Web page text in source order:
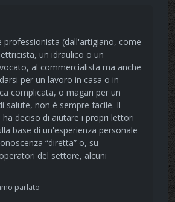
professionista (dall'artigiano, come
un idraulico o un
al commercialista ma anche
per un lavoro in casa o in
complicata, o magari per un
salute, non è sempre facile. Il
deciso di aiutare i propri lettori
base di un'esperienza personale
“diretta” o, su
del settore, alcuni
parlato